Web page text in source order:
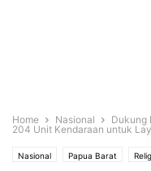
Home Nasional
Dukung
204 Unit Kendaraan untuk
Nasional Papua Barat